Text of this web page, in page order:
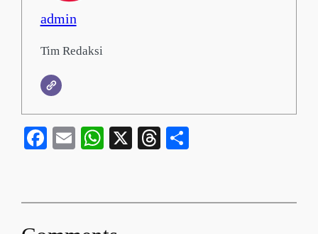
admin
Tim Redaksi
Facebook
EmailWhatsApp
X Threads